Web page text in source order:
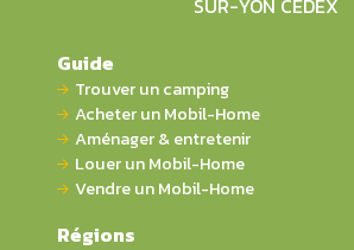
Guide
Trouver un camping
Acheter un Mobil-Home
Aménager & entretenir
Louer un Mobil-Home
Vendre un Mobil-Home
Régions